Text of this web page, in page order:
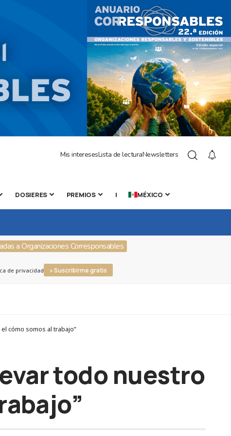
Mis interesesLista de lecturaNewsletters
DOSIERES PREMIOS | MÉXICO
a Organizaciones Corresponsables
de privacidad » Suscribirme gratis
cómo somos al trabajo”
todo nuestro